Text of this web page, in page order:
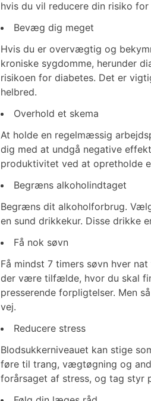
hvis du vil reducere din risiko
Bevæg dig meget
Hvis du er overvægtig og
kroniske sygdomme, herunder
risikoen for diabetes. Det er
helbred.
Overhold et skema
At holde en regelmæssig
dig med at undgå negative
produktivitet ved at opretholde
Begræns alkoholindtaget
Begræns dit alkoholforbrug.
en sund drikkekur. Disse drikke
Få nok søvn
Få mindst 7 timers søvn hver
der være tilfælde, hvor du skal
presserende forpligtelser. Men
vej.
Reducere stress
Blodsukkerniveauet kan stige
føre til trang, vægtøgning og
forårsaget af stress, og tag styr